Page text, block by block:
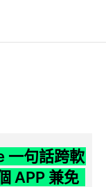
一句話跨軟
APP 兼免